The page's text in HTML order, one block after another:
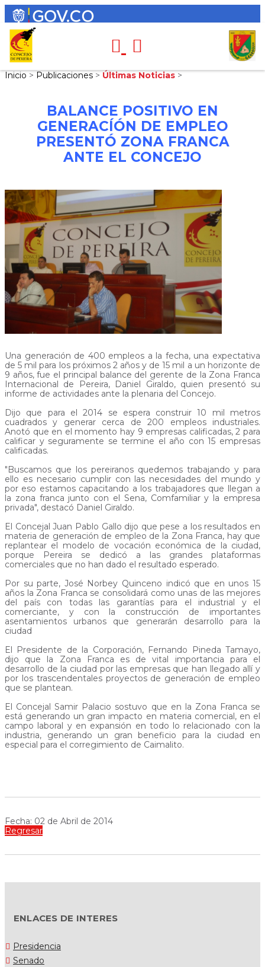
Inicio > Publicaciones > Últimas Noticias >
BALANCE POSITIVO EN
GENERACÍÓN DE EMPLEO
PRESENTÓ ZONA FRANCA
ANTE EL CONCEJO
Una generación de 400 empleos a la fecha, una expectativa
de 5 mil para los próximos 2 años y de 15 mil a un horizonte de
9 años, fue el principal balance del gerente de la Zona Franca
Internacional de Pereira, Daniel Giraldo, quien presentó su
informe de actividades ante la plenaria del Concejo.
Dijo que para el 2014 se espera construir 10 mil metros
cuadrados y generar cerca de 200 empleos industriales.
Anotó que en el momento hay 9 empresas calificadas, 2 para
calificar y seguramente se termine el año con 15 empresas
calificadas.
"Buscamos que los pereiranos quedemos trabajando y para
ello es necesario cumplir con las necesidades del mundo y
por eso estamos capacitando a los trabajadores que llegan a
la zona franca junto con el Sena, Comfamiliar y la empresa
privada", destacó Daniel Giraldo.
El Concejal Juan Pablo Gallo dijo que pese a los resultados en
materia de generación de empleo de la Zona Franca, hay que
replantear el modelo de vocación económica de la ciudad,
porque Pereira se dedicó a las grandes plataformas
comerciales que no han dado el resultado esperado.
Por su parte, José Norbey Quinceno indicó que en unos 15
años la Zona Franca se consolidará como unas de las mejores
del país con todas las garantías para el industrial y el
comerciante, y con la construcción de importantes
asentamientos urbanos que generarán desarrollo para la
ciudad
El Presidente de la Corporación, Fernando Pineda Tamayo,
dijo que la Zona Franca es de vital importancia para el
desarrollo de la ciudad por las empresas que han llegado allí y
por los trascendentales proyectos de generación de empleo
que se plantean.
El Concejal Samir Palacio sostuvo que en la Zona Franca se
está generando un gran impacto en materia comercial, en el
campo laboral y en expansión en todo lo relacionado con la
industria, generando un gran beneficio para la ciudad en
especial para el corregimiento de Caimalito.
Fecha: 02 de Abril de 2014
Regresar
ENLACES DE INTERES
Presidencia
Senado